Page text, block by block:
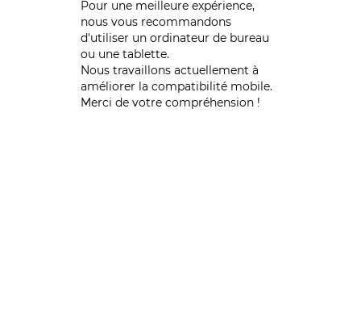
Pour une meilleure expérience,
nous vous recommandons
d'utiliser un ordinateur de bureau
ou une tablette.
Nous travaillons actuellement à
améliorer la compatibilité mobile.
Merci de votre compréhension !